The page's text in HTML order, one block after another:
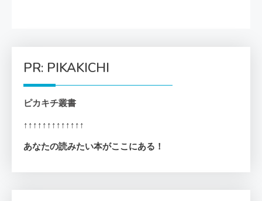
PR: PIKAKICHI
ピカキチ叢書
↑↑↑↑↑↑↑↑↑↑↑↑↑
あなたの読みたい本がここにある！